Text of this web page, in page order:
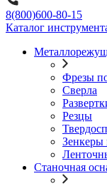
8(800)600-80-15
Каталог
Фрезы
Сверла
Резцы
Зенкеры
Станочная